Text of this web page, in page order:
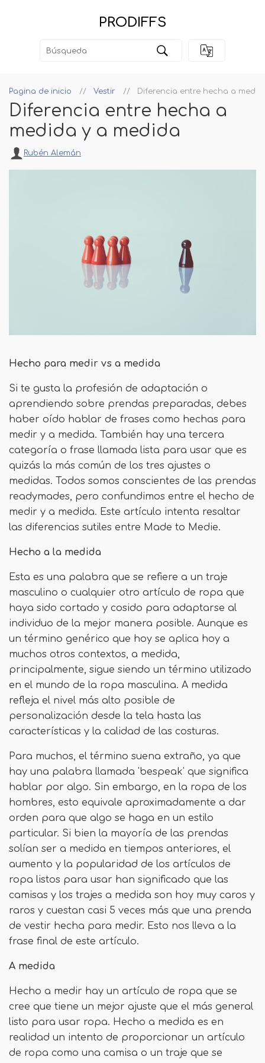
PRODIFFS
Pagina de inicio Vestir Diferencia entre hecha a
Diferencia entre hecha a
medida y a medida
Rubén Alemán
Hecho para medir vs a medida
Si te gusta la profesión de adaptación o
aprendiendo sobre prendas preparadas, debes
haber oído hablar de frases como hechas para
medir y a medida. También hay una tercera
categoría o frase llamada lista para usar que es
quizás la más común de los tres ajustes o
medidas. Todos somos conscientes de las prendas
readymades, pero confundimos entre el hecho de
medir y a medida. Este artículo intenta resaltar
las diferencias sutiles entre Made to Medie.
Hecho a la medida
Esta es una palabra que se refiere a un traje
masculino o cualquier otro artículo de ropa que
haya sido cortado y cosido para adaptarse al
individuo de la mejor manera posible. Aunque es
un término genérico que hoy se aplica hoy a
muchos otros contextos, a medida,
principalmente, sigue siendo un término utilizado
en el mundo de la ropa masculina. A medida
refleja el nivel más alto posible de
personalización desde la tela hasta las
características y la calidad de las costuras.
Para muchos, el término suena extraño, ya que
hay una palabra llamada 'bespeak' que significa
hablar por algo. Sin embargo, en la ropa de los
hombres, esto equivale aproximadamente a dar
orden para que algo se haga en un estilo
particular. Si bien la mayoría de las prendas
solían ser a medida en tiempos anteriores, el
aumento y la popularidad de los artículos de
ropa listos para usar han significado que las
camisas y los trajes a medida son hoy muy caros y
raros y cuestan casi 5 veces más que una prenda
de vestir hecha para medir. Esto nos lleva a la
frase final de este artículo.
A medida
Hecho a medir hay un artículo de ropa que se
cree que tiene un mejor ajuste que el más general
listo para usar ropa. Hecho a medida es en
realidad un intento de proporcionar un artículo
de ropa como una camisa o un traje que se